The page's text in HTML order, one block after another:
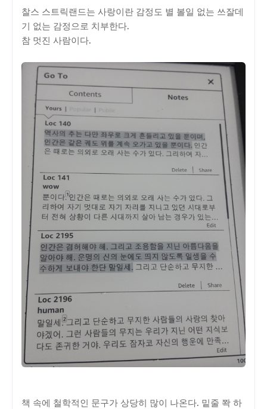
찰스 스트릭랜드는 사랑이란 감정도 별 볼일 없는 쓰잘데
기 없는 감정으로 치부한다.
참 멋진 사람이다.
책 속에 철학적인 문구가 상당히 많이 나온다. 밑줄 쫙 하